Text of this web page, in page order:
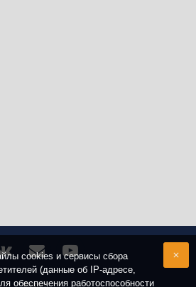
cookies и сервисы сбора
(данные об IP-адресе,
обеспечения работоспособности